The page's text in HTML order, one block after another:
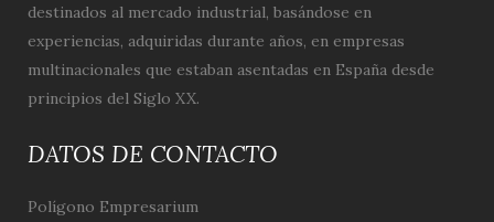
destinados al mercado industrial, basándose en
experiencias, adquiridas durante años, en empresas
multinacionales que estaban asentadas en España desde
principios del Siglo XX.
DATOS DE CONTACTO
Polígono Empresarium